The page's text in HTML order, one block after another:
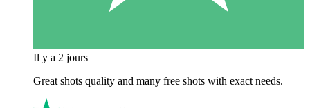
Il y a 2 jours
Great shots quality and many free shots with exact needs.